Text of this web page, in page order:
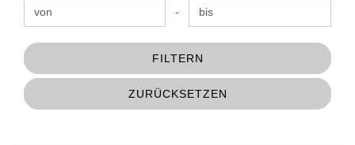
Preis bis -
FILTERN
ZURÜCKSETZEN